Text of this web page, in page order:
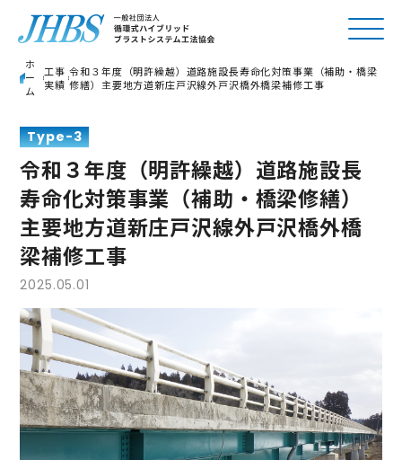
ホ
ー
ム
工事
実績
令和３年度（明許繰越）道路施設長寿命化対策事業（補助・橋梁
修繕）主要地方道新庄戸沢線外戸沢橋外橋梁補修工事
Type-3
令和３年度（明許繰越）道路施設長
寿命化対策事業（補助・橋梁修繕）
主要地方道新庄戸沢線外戸沢橋外橋
梁補修工事
2025.05.01